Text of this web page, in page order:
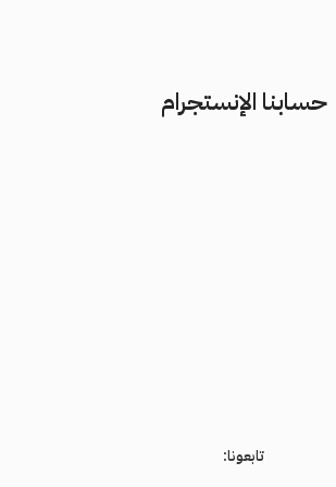
حسابنا الإنستجرام
تابعونا: